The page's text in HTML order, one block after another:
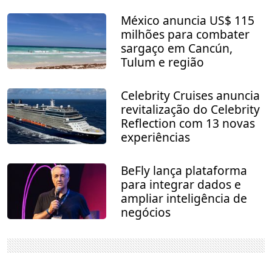
México anuncia US$ 115
milhões para combater
sargaço em Cancún,
Tulum e região
Celebrity Cruises anuncia
revitalização do Celebrity
Reflection com 13 novas
experiências
BeFly lança plataforma
para integrar dados e
ampliar inteligência de
negócios